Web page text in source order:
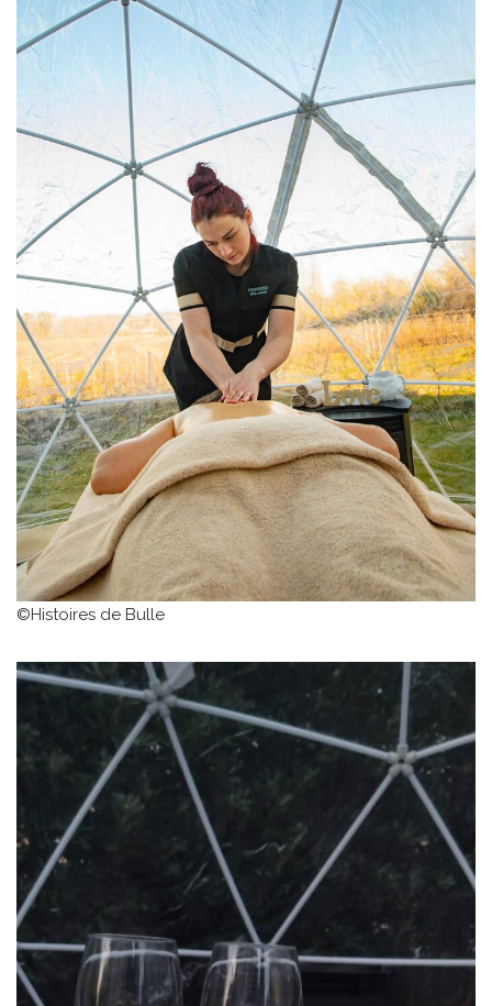
©Histoires de Bulle